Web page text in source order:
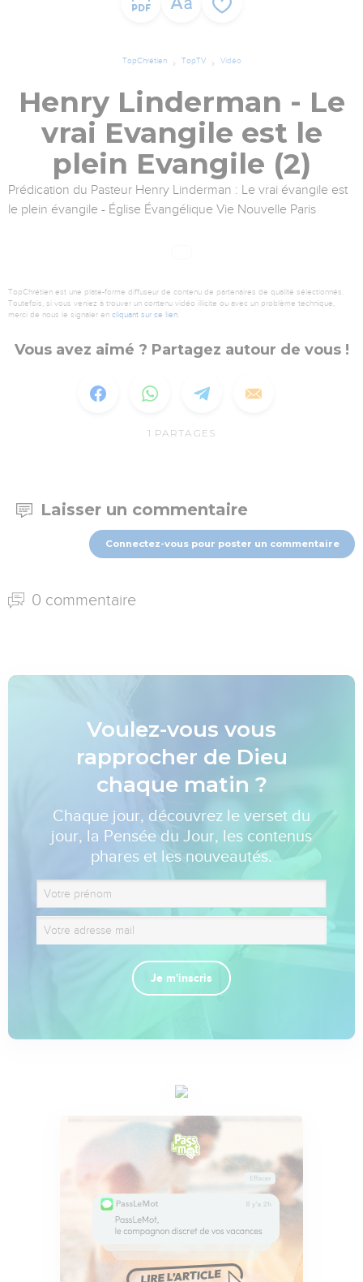
TopChrétien TopTV Vidéo
Henry Linderman - Le
vrai Evangile est le
plein Evangile (2)
Prédication du Pasteur Henry Linderman : Le vrai évangile est
le plein évangile - Église Évangélique Vie Nouvelle Paris
TopChrétien est une plate-forme diffuseur de contenu de partenaires de qualité sélectionnés.
Toutefois, si vous veniez à trouver un contenu vidéo illicite ou avec un problème technique,
merci de nous le signaler en cliquant sur ce lien.
Vous avez aimé ? Partagez autour de vous !
1 PARTAGES
Laisser un commentaire
Connectez-vous pour poster un commentaire
0 commentaire
Voulez-vous vous
rapprocher de Dieu
chaque matin ?
Chaque jour, découvrez le verset du
jour, la Pensée du Jour, les contenus
phares et les nouveautés.
Je m'inscris